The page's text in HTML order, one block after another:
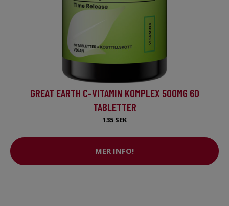
GREAT EARTH C-VITAMIN KOMPLEX 500MG 60
TABLETTER
135 SEK
MER INFO!